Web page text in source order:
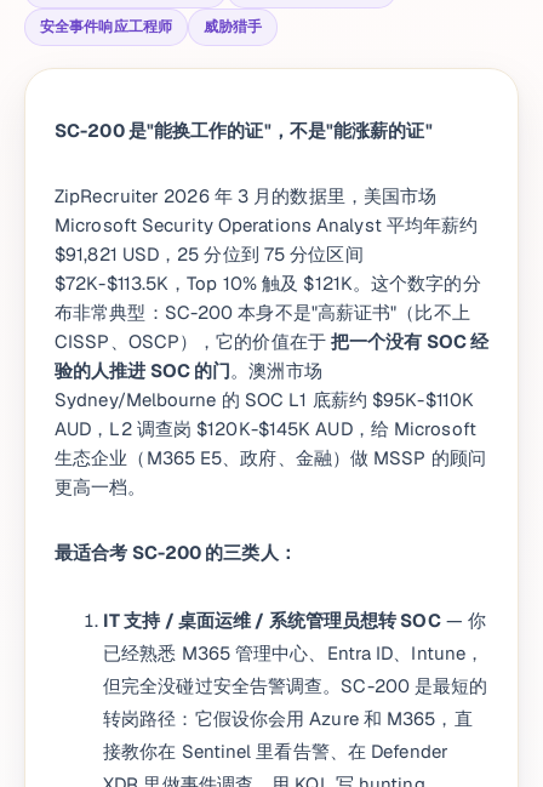
安全事件响应工程师
威胁猎手
SC-200 是"能换工作的证"，不是"能涨薪的证"
ZipRecruiter 2026 年 3 月的数据里，美国市场
Microsoft Security Operations Analyst 平均年薪约
$91,821 USD，25 分位到 75 分位区间
$72K-$113.5K，Top 10% 触及 $121K。这个数字的分
布非常典型：SC-200 本身不是"高薪证书"（比不上
CISSP、OSCP），它的价值在于 把一个没有 SOC 经
验的人推进 SOC 的门。澳洲市场
Sydney/Melbourne 的 SOC L1 底薪约 $95K-$110K
AUD，L2 调查岗 $120K-$145K AUD，给 Microsoft
生态企业（M365 E5、政府、金融）做 MSSP 的顾问
更高一档。
最适合考 SC-200 的三类人：
IT 支持 / 桌面运维 / 系统管理员想转 SOC— 你
已经熟悉 M365 管理中心、Entra ID、Intune，
但完全没碰过安全告警调查。SC-200 是最短的
转岗路径：它假设你会用 Azure 和 M365，直
接教你在 Sentinel 里看告警、在 Defender